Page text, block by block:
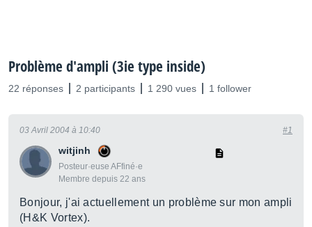
Problème d'ampli (3ie type inside)
22 réponses 2 participants 1 290 vues 1 follower
witjinh
Posteur·euse AFfiné·e
Membre depuis 22 ans
03 Avril 2004 à 10:40 #1
Bonjour, j'ai actuellement un problème sur mon ampli
(H&K Vortex).